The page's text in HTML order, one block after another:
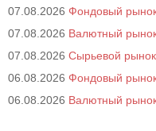
07.08.2026 Фондовый
07.08.2026 Валютный
07.08.2026 Сырьевой
06.08.2026 Фондовый
06.08.2026 Валютный